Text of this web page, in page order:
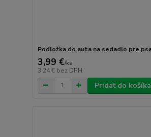
Podložka do auta na sedadlo pre
3,99 €/ks
3,24 € bez DPH
Pridať do košíka